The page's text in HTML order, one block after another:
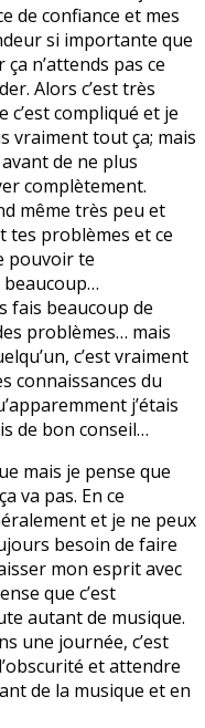
de confiance et mes
si importante que
ça n’attends pas ce
Alors c’est très
c’est compliqué et je
vraiment tout ça; mais
avant de ne plus
complètement.
même très peu et
tes problèmes et ce
pouvoir te
beaucoup…
fais beaucoup de
problèmes… mais
c’est vraiment
connaissances du
j’étais
de bon conseil…
mais je pense que
va pas. En ce
et je ne peux
besoin de faire
mon esprit avec
que c’est
autant de musique.
une journée, c’est
et attendre
de la musique et en